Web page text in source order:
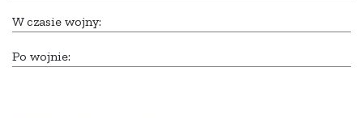
W czasie wojny:
Po wojnie: